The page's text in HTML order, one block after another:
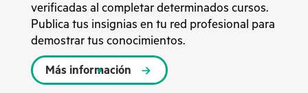
verificadas al completar determinados cursos.
Publica tus insignias en tu red profesional para
demostrar tus conocimientos.
Más información